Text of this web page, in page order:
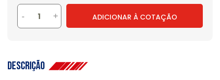
- + ADICIONAR À COTAÇÃO
Descrição